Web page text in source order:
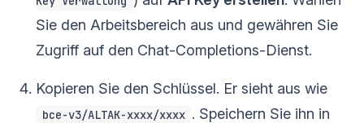
Sie den Arbeitsbereich aus und gewähren Sie
Zugriff auf den Chat-Completions-Dienst.
Kopieren Sie den Schlüssel. Er sieht aus wie
bce-v3/ALTAK-xxxx/xxxx . Speichern Sie ihn in